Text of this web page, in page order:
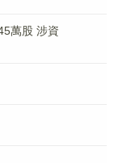
萬股 涉資